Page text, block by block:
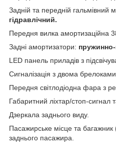
Задній та передній гальмівний
гідравлічний.
Передня вилка амортизаційна
Задні амортизатори: пружинно-
LED панель приладів з
Сигналізація з двома брелоками.
Передня світлодіодна фара з
Габаритний ліхтар/стоп-сигнал
Дзеркала заднього виду.
Пасажирське місце та
заднього пасажира.